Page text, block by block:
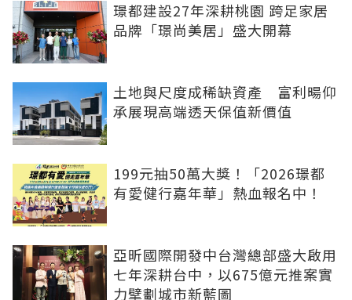
璟都建設27年深耕桃園 跨足家居
品牌「璟尚美居」盛大開幕
土地與尺度成稀缺資產 富利暘仰
承展現高端透天保值新價值
199元抽50萬大獎！「2026璟都
有愛健行嘉年華」熱血報名中！
亞昕國際開發中台灣總部盛大啟用
七年深耕台中，以675億元推案實
力擘劃城市新藍圖